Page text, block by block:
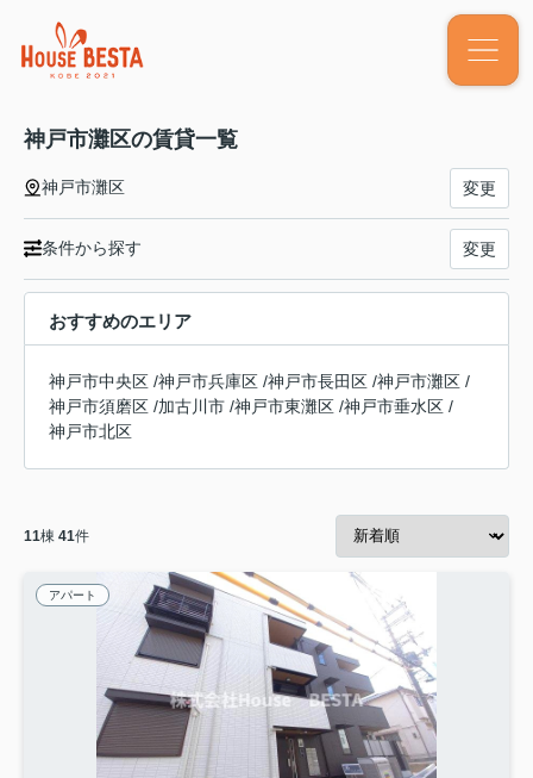
神戸市灘区の賃貸一覧
神戸市灘区 変更
条件から探す 変更
おすすめのエリア
神戸市中央区 /神戸市兵庫区 /神戸市長田区 /神戸市灘区 /
神戸市須磨区 /加古川市 /神戸市東灘区 /神戸市垂水区 /
神戸市北区
11棟 41件
アパート